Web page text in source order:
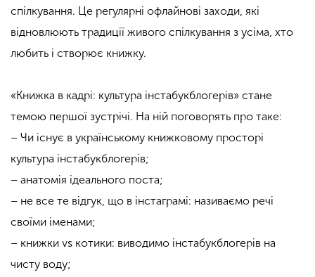
спілкування. Це регулярні офлайнові заходи, які
відновлюють традиції живого спілкування з усіма, хто
любить і створює книжку.
«Книжка в кадрі: культура інстабукблогерів» стане
темою першої зустрічі. На ній поговорять про таке:
– Чи існує в українському книжковому просторі
культура інстабукблогерів;
– анатомія ідеального поста;
– не все те відгук, що в інстаграмі: називаємо речі
своїми іменами;
– книжки vs котики: виводимо інстабукблогерів на
чисту воду;